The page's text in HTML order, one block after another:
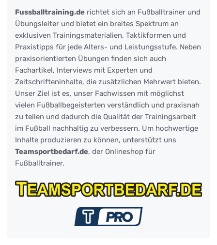
Fussballtraining.de richtet sich an Fußballtrainer und
Übungsleiter und bietet ein breites Spektrum an
exklusiven Trainingsmaterialien, Taktikformen und
Praxistipps für jede Alters- und Leistungsstufe. Neben
praxisorientierten Übungen finden sich auch
Fachartikel, Interviews mit Experten und
Zeitschrifteninhalte, die zusätzlichen Mehrwert bieten.
Unser Ziel ist es, unser Fachwissen mit möglichst
vielen Fußballbegeisterten verständlich und praxisnah
zu teilen und dadurch die Qualität der Trainingsarbeit
im Fußball nachhaltig zu verbessern. Um hochwertige
Inhalte produzieren zu können, unterstützt uns
Teamsportbedarf.de, der Onlineshop für
Fußballtrainer.